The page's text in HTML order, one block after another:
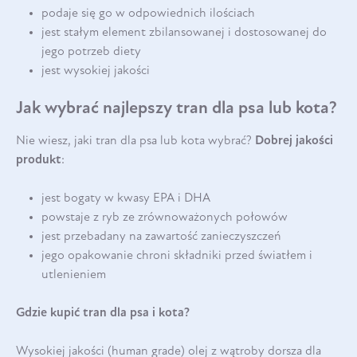
podaje się go w odpowiednich ilościach
jest stałym element zbilansowanej i dostosowanej do
jego potrzeb diety
jest wysokiej jakości
Jak wybrać najlepszy tran dla psa lub kota?
Nie wiesz, jaki tran dla psa lub kota wybrać? Dobrej jakości
produkt:
jest bogaty w kwasy EPA i DHA
powstaje z ryb ze zrównoważonych połowów
jest przebadany na zawartość zanieczyszczeń
jego opakowanie chroni składniki przed światłem i
utlenieniem
Gdzie kupić tran dla psa i kota?
Wysokiej jakości (human grade) olej z wątroby dorsza dla